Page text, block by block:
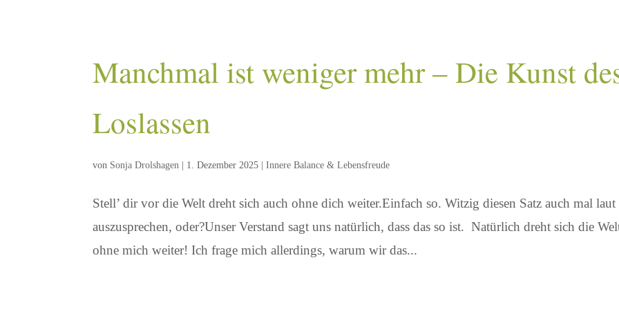
Manchmal ist weniger mehr – Die Kunst
Loslassen
von Sonja Drolshagen 1. Dezember 2025 |Innere Balance & Lebensfreude
Stell’ dir vor die Welt dreht sich auch ohne dich weiter.Einfach so. Witzig diesen Satz auch mal laut
auszusprechen, oder?Unser Verstand sagt uns natürlich, dass das so ist. Natürlich dreht sich die
ohne mich weiter! Ich frage mich allerdings, warum wir das...